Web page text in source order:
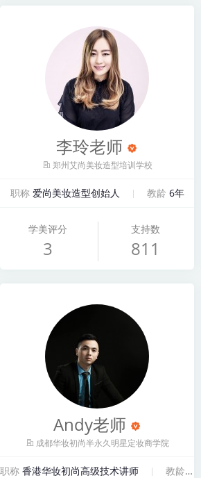
李玲老师
郑州艾尚美妆造型培训学校
职称 爱尚美妆造型创始人 教龄 6年
学美评分
3
支持数
811
Andy老师
成都华妆初尚半永久明星定妆商学院
职称 香港华妆初尚高级技术讲师 教龄 6年